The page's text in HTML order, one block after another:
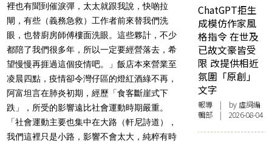
裡也有聞到催淚彈，太太就跟我說，快啲拉
閘，有些（義務急救）工作者前來替我們洗
眼，也替廚房師傅樓面洗眼。這些夥計，不少
都陪了我們很多年，所以一定要經營落去，希
望慢慢再捱過這個疫情吧。」飯店本來營業至
凌晨四點，疫情卻令灣仔區的燈紅酒綠不再，
阿富坦言在肺炎初期，經歷「食客斷崖式下
跌」，所受的影響遠比社會運動時期嚴重。
「社會運動主要也集中在大路（軒尼詩道），
我們這裡只是小路，影響不會太大，純粹有時
ChatGPT拒生
成模仿作家風
格指令 在世及
已故文豪皆受
限 改提供相近
氛圍「原創」
文字
報導 | by 虛詞編
輯部 | 2026-08-04